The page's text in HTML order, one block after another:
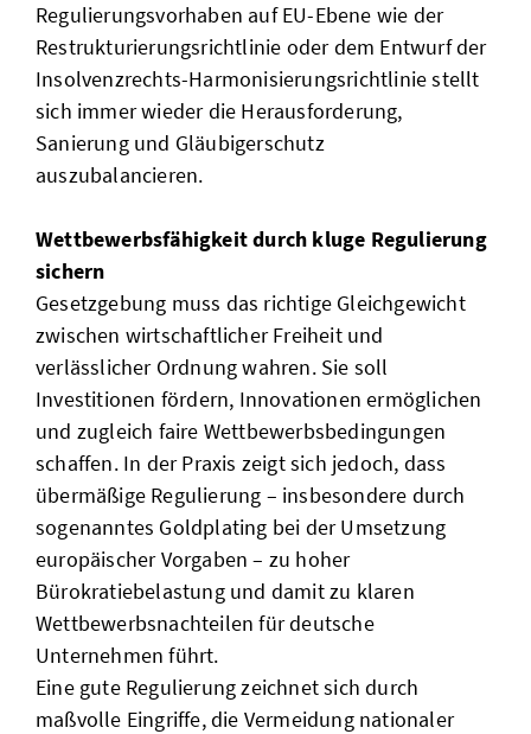
Regulierungsvorhaben auf EU-Ebene wie der
Restrukturierungsrichtlinie oder dem Entwurf der
Insolvenzrechts-Harmonisierungsrichtlinie stellt
sich immer wieder die Herausforderung,
Sanierung und Gläubigerschutz
auszubalancieren.
Wettbewerbsfähigkeit durch kluge Regulierung
sichern
Gesetzgebung muss das richtige Gleichgewicht
zwischen wirtschaftlicher Freiheit und
verlässlicher Ordnung wahren. Sie soll
Investitionen fördern, Innovationen ermöglichen
und zugleich faire Wettbewerbsbedingungen
schaffen. In der Praxis zeigt sich jedoch, dass
übermäßige Regulierung – insbesondere durch
sogenanntes Goldplating bei der Umsetzung
europäischer Vorgaben – zu hoher
Bürokratiebelastung und damit zu klaren
Wettbewerbsnachteilen für deutsche
Unternehmen führt.
Eine gute Regulierung zeichnet sich durch
maßvolle Eingriffe, die Vermeidung nationaler